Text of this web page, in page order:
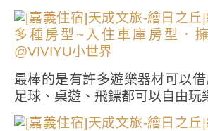
最棒的是有許多遊樂器材可以
足球、桌遊、飛鏢都可以自由玩